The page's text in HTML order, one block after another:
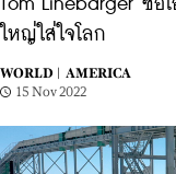
Tom Linebarger ซีอี
ใหญ่ใส่ใจโลก
WORLD |
AMERICA
15 Nov 2022